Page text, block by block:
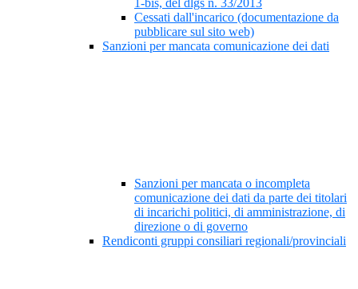
1-bis, del dlgs n. 33/2013
Cessati dall'incarico (documentazione da
pubblicare sul sito web)
Sanzioni per mancata comunicazione dei dati
Sanzioni per mancata o incompleta
comunicazione dei dati da parte dei titolari
di incarichi politici, di amministrazione, di
direzione o di governo
Rendiconti gruppi consiliari regionali/provinciali